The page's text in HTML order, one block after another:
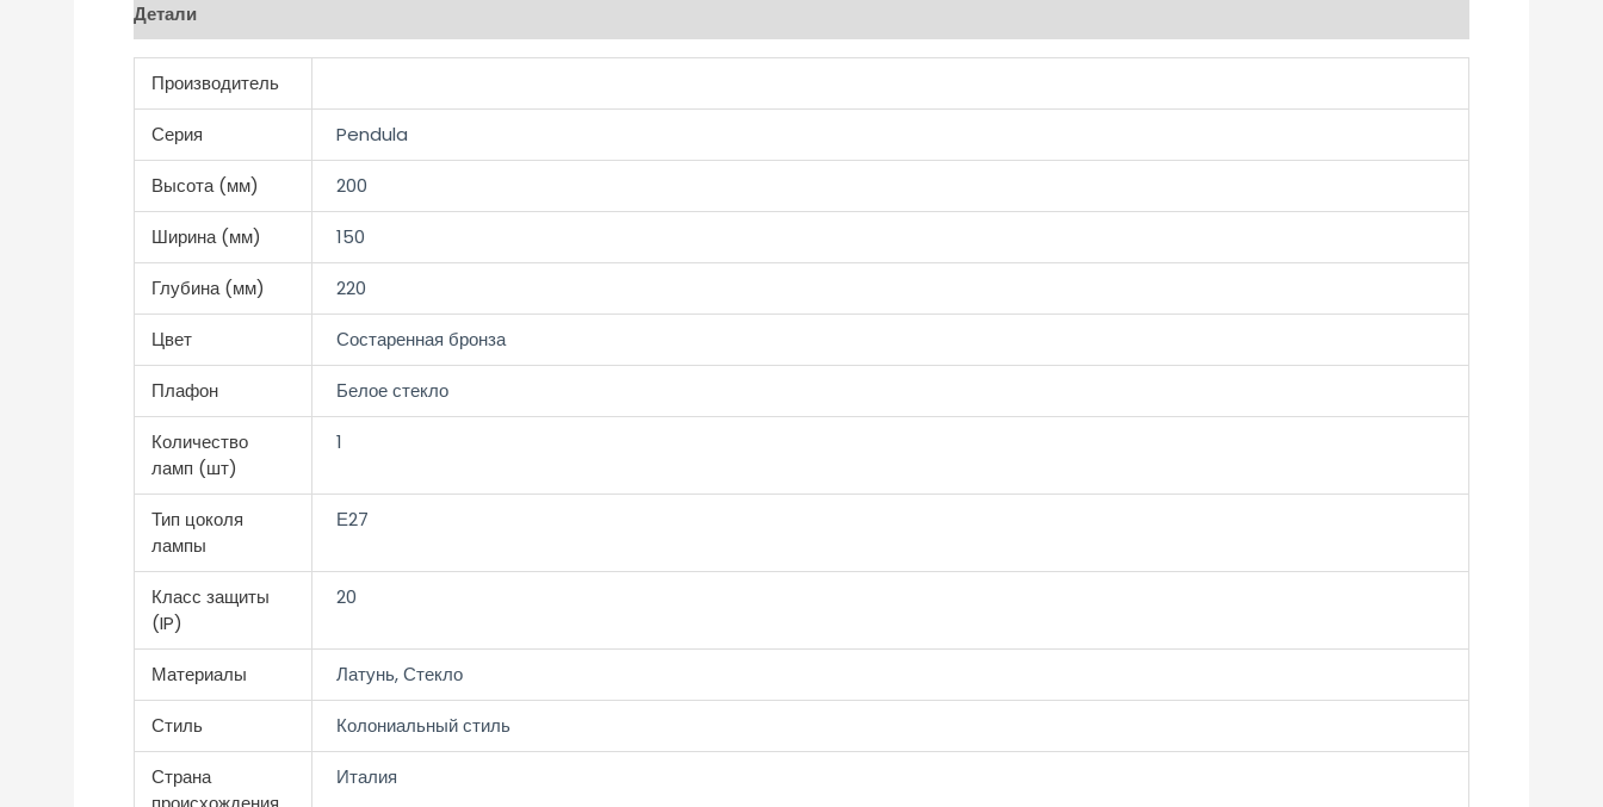
Детали
Производитель
Серия Pendula
Высота (мм) 200
Ширина (мм) 150
Глубина (мм) 220
Цвет Состаренная бронза
Плафон Белое стекло
Количество
ламп (шт)
1
Тип цоколя
лампы
Е27
Класс защиты
(IP)
20
Материалы Латунь, Стекло
Стиль Колониальный стиль
Страна
Италия